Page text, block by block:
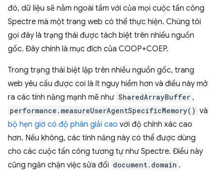
đó, dữ liệu sẽ nằm ngoài tầm với của mọi cuộc tấn công
Spectre mà một trang web có thể thực hiện. Chúng tôi
gọi đây là trạng thái được tách biệt trên nhiều nguồn
gốc. Đây chính là mục đích của COOP+COEP.
Trong trạng thái biệt lập trên nhiều nguồn gốc, trang
web yêu cầu được coi là ít nguy hiểm hơn và điều này mở
ra các tính năng mạnh mẽ như SharedArrayBuffer ,
performance.measureUserAgentSpecificMemory() và
bộ hẹn giờ có độ phân giải cao với độ chính xác cao
hơn. Nếu không, các tính năng này có thể được dùng
cho các cuộc tấn công tương tự như Spectre. Điều này
cũng ngăn chặn việc sửa đổi document.domain .